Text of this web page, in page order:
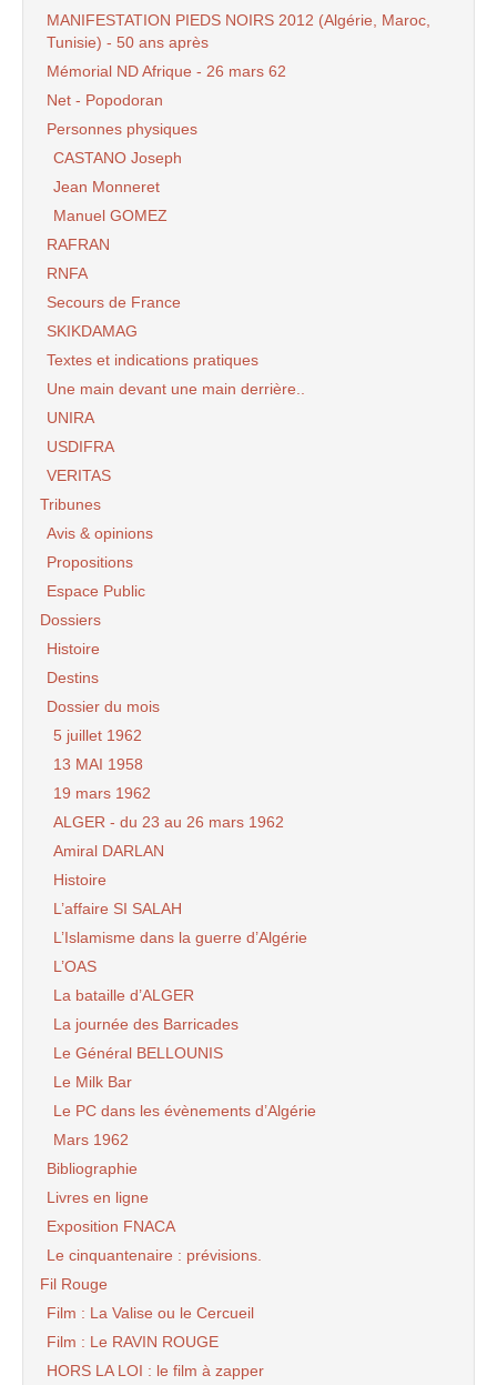
MANIFESTATION PIEDS NOIRS 2012 (Algérie, Maroc,
Tunisie) - 50 ans après
Mémorial ND Afrique - 26 mars 62
Net - Popodoran
Personnes physiques
CASTANO Joseph
Jean Monneret
Manuel GOMEZ
RAFRAN
RNFA
Secours de France
SKIKDAMAG
Textes et indications pratiques
Une main devant une main derrière..
UNIRA
USDIFRA
VERITAS
Tribunes
Avis & opinions
Propositions
Espace Public
Dossiers
Histoire
Destins
Dossier du mois
5 juillet 1962
13 MAI 1958
19 mars 1962
ALGER - du 23 au 26 mars 1962
Amiral DARLAN
Histoire
L’affaire SI SALAH
L’Islamisme dans la guerre d’Algérie
L’OAS
La bataille d’ALGER
La journée des Barricades
Le Général BELLOUNIS
Le Milk Bar
Le PC dans les évènements d’Algérie
Mars 1962
Bibliographie
Livres en ligne
Exposition FNACA
Le cinquantenaire : prévisions.
Fil Rouge
Film : La Valise ou le Cercueil
Film : Le RAVIN ROUGE
HORS LA LOI : le film à zapper